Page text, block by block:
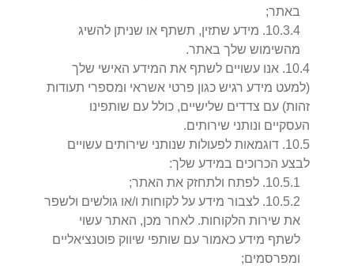
באתר;
10.3.4
. מידע שתזין, תשתף או שניתן להשיג
מהשימוש שלך באתר.
10.4
. אנו עשויים לשתף את המידע האישי שלך
(למעט מידע רגיש כגון פרטי אשראי ומספרי תעודות
זהות) עם צדדים שלישיים, כולל עם שותפינו
העסקיים ונותני שירותים.
10.5
. דוגמאות לפעולות שנותני שירותים עשויים
לבצע הכרוכים במידע שלך:
10.5.1
. לפתח ולתחזק את האתר;
10.5.2
. לצבור מידע על לקוחות ו/או גולשים ולשפר
את שירות הלקוחות. לאחר מכן, האתר עשוי
לשתף מידע כאמור עם שותפי שיווק פוטנציאליים
ומפרסמים;